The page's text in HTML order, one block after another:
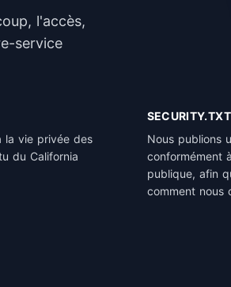
l'accès,
service
la vie privée des
du California
SECURITY.TXT
Nous publions
conformément
publique, afin
comment nous